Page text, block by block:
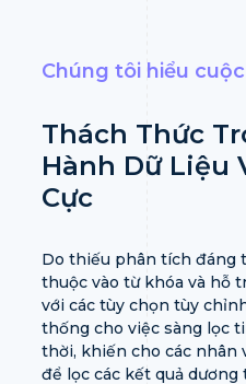
Chúng tôi hiểu
Thách Thức
Hành Dữ Liệu
Cực
Do thiếu phân tích đáng
thuộc vào từ khóa và hỗ
với các tùy chọn tùy
thống cho việc sàng lọc
thời, khiến cho các nhân
để lọc các kết quả dương